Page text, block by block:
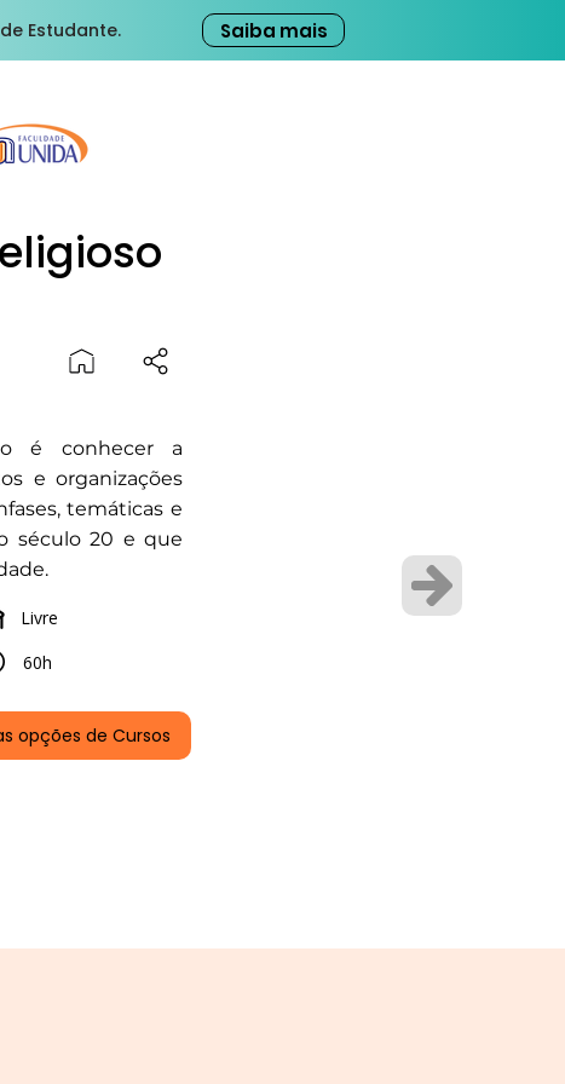
Estudante. Saiba mais
é conhecer a
e organizações
temáticas e
século 20 e que
Livre
60h
opções de Cursos